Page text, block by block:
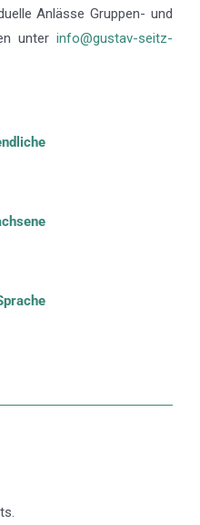
Anlässe Gruppen- und
unterinfo@gustav-seitz-